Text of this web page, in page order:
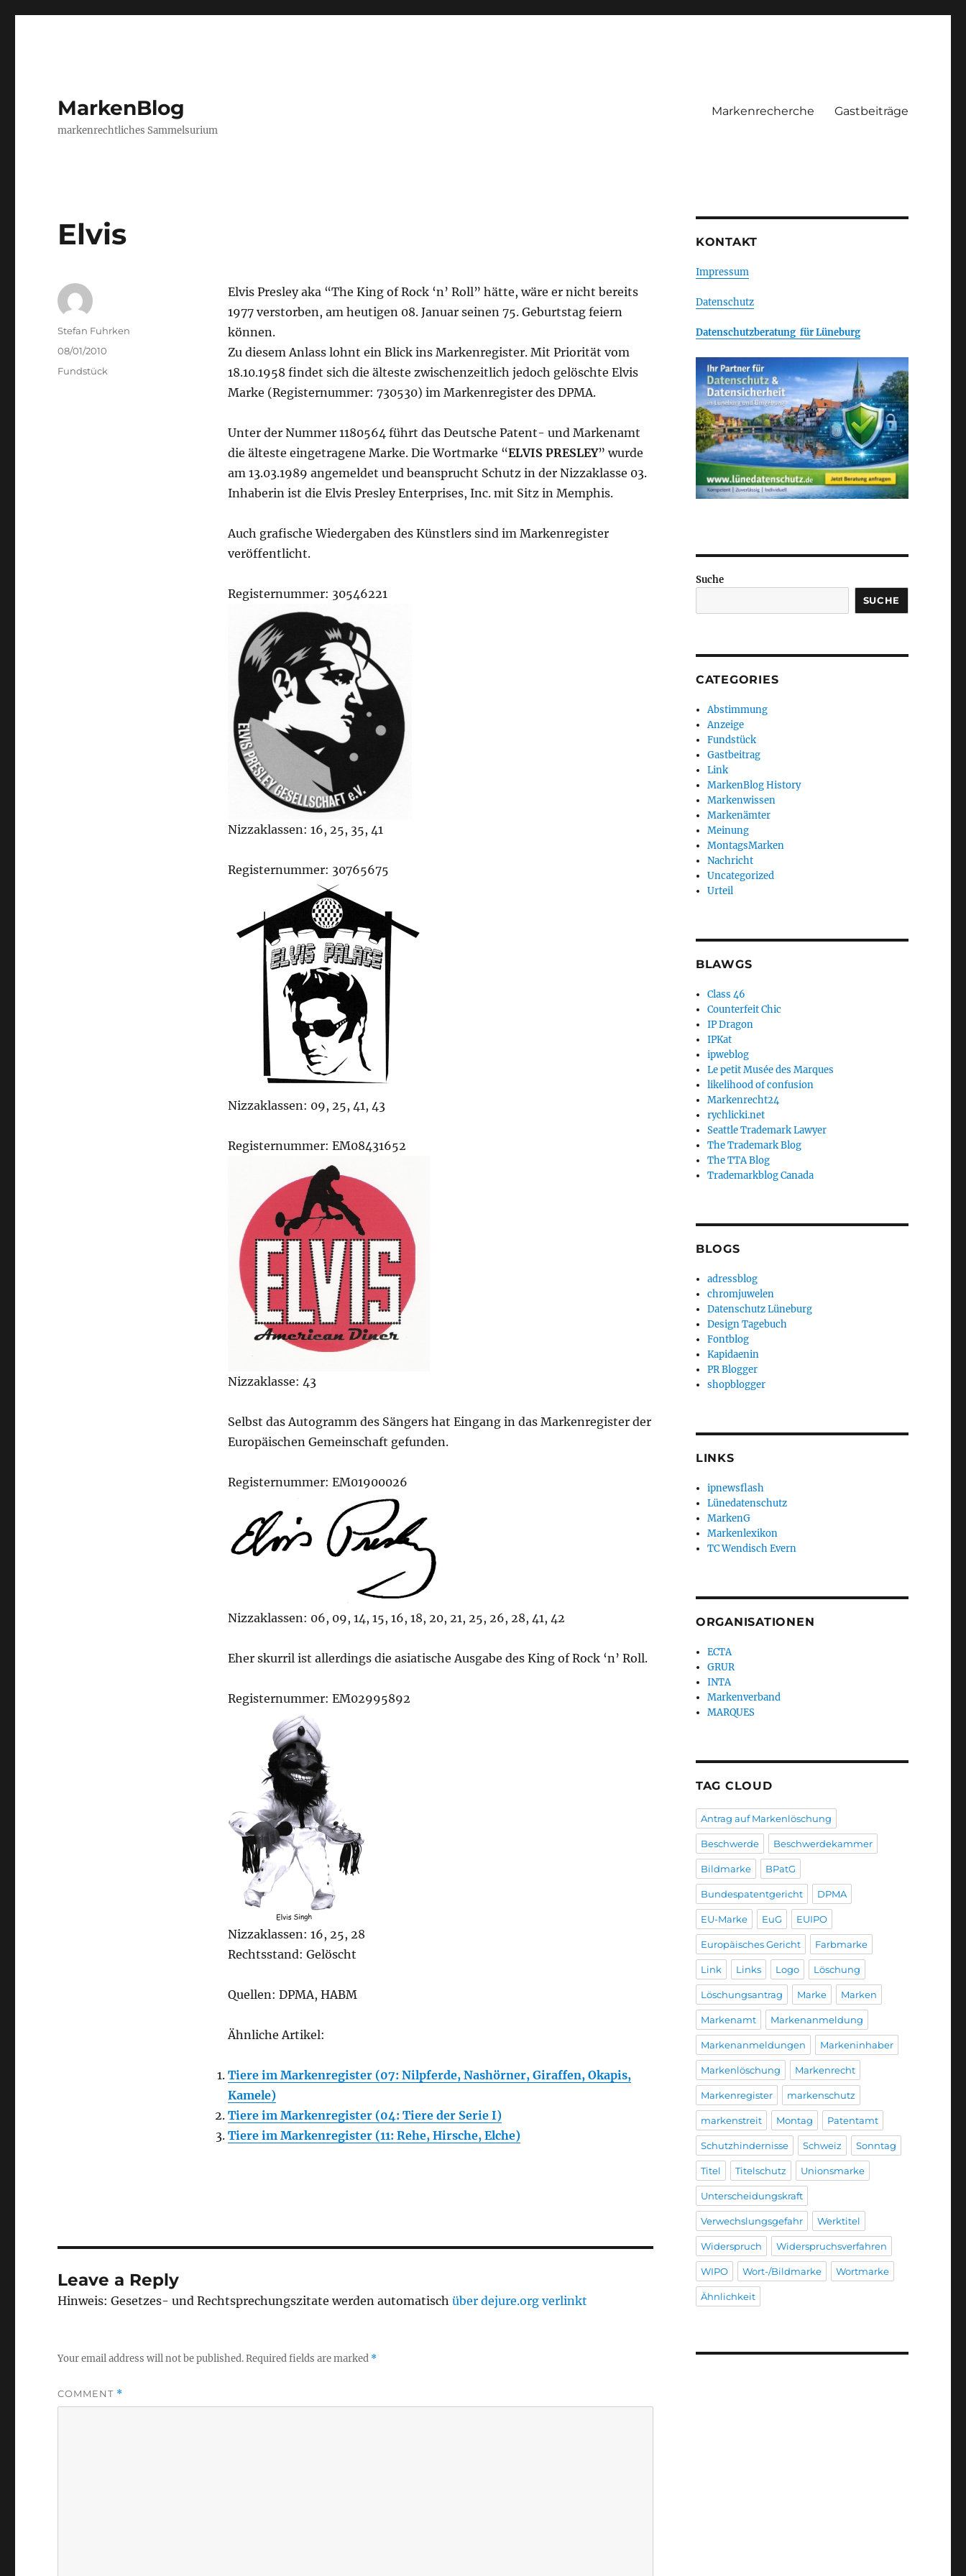
MarkenBlog
markenrechtliches Sammelsurium
Markenrecherche Gastbeiträge
Elvis
Elvis Presley aka “The King of Rock ‘n’ Roll” hätte, wäre er nicht bereits
1977 verstorben, am heutigen 08. Januar seinen 75. Geburtstag feiern
können.
Zu diesem Anlass lohnt ein Blick ins Markenregister. Mit Priorität vom
18.10.1958 findet sich die älteste zwischenzeitlich jedoch gelöschte Elvis
Marke (Registernummer: 730530) im Markenregister des DPMA.
Unter der Nummer 1180564 führt das Deutsche Patent- und Markenamt
die älteste eingetragene Marke. Die Wortmarke “ELVIS PRESLEY” wurde
am 13.03.1989 angemeldet und beansprucht Schutz in der Nizzaklasse 03.
Inhaberin ist die Elvis Presley Enterprises, Inc. mit Sitz in Memphis.
Auch grafische Wiedergaben des Künstlers sind im Markenregister
veröffentlicht.
Registernummer: 30546221
Nizzaklassen: 16, 25, 35, 41
Registernummer: 30765675
Nizzaklassen: 09, 25, 41, 43
Registernummer: EM08431652
Nizzaklasse: 43
Selbst das Autogramm des Sängers hat Eingang in das Markenregister der
Europäischen Gemeinschaft gefunden.
Registernummer: EM01900026
Nizzaklassen: 06, 09, 14, 15, 16, 18, 20, 21, 25, 26, 28, 41, 42
Eher skurril ist allerdings die asiatische Ausgabe des King of Rock ‘n’ Roll.
Registernummer: EM02995892
Nizzaklassen: 16, 25, 28
Rechtsstand: Gelöscht
Quellen: DPMA, HABM
Ähnliche Artikel:
Tiere im Markenregister (07: Nilpferde, Nashörner, Giraffen, Okapis,
Kamele)
Tiere im Markenregister (04: Tiere der Serie I)
Tiere im Markenregister (11: Rehe, Hirsche, Elche)
Author
Stefan Fuhrken
Posted
08/01/2010
Categories
Fundstück
Leave a Reply
Hinweis: Gesetzes- und Rechtsprechungszitate werden automatischüber dejure.org verlinkt
Your email address will not be published.Required fields are marked *
COMMENT *
KONTAKT
Impressum
Datenschutz
Datenschutzberatung für Lüneburg
Suche
SUCHE
CATEGORIES
Abstimmung
Anzeige
Fundstück
Gastbeitrag
Link
MarkenBlog History
Markenwissen
Markenämter
Meinung
MontagsMarken
Nachricht
Uncategorized
Urteil
BLAWGS
Class 46
Counterfeit Chic
IP Dragon
IPKat
ipweblog
Le petit Musée des Marques
likelihood of confusion
Markenrecht24
rychlicki.net
Seattle Trademark Lawyer
The Trademark Blog
The TTA Blog
Trademarkblog Canada
BLOGS
adressblog
chromjuwelen
Datenschutz Lüneburg
Design Tagebuch
Fontblog
Kapidaenin
PR Blogger
shopblogger
LINKS
ipnewsflash
Lünedatenschutz
MarkenG
Markenlexikon
TC Wendisch Evern
ORGANISATIONEN
ECTA
GRUR
INTA
Markenverband
MARQUES
TAG CLOUD
Antrag auf Markenlöschung
Beschwerde Beschwerdekammer
Bildmarke BPatG
Bundespatentgericht DPMA
EU-Marke EuG EUIPO
Europäisches Gericht Farbmarke
Link Links Logo Löschung
Löschungsantrag Marke Marken
Markenamt Markenanmeldung
Markenanmeldungen Markeninhaber
Markenlöschung Markenrecht
Markenregister markenschutz
markenstreit Montag Patentamt
Schutzhindernisse Schweiz Sonntag
Titel Titelschutz Unionsmarke
Unterscheidungskraft
Verwechslungsgefahr Werktitel
Widerspruch Widerspruchsverfahren
WIPO Wort-/Bildmarke Wortmarke
Ähnlichkeit